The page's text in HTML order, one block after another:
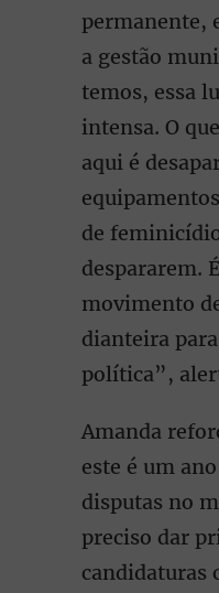
permanente,
a gestão
temos, essa
intensa. O
aqui é
de
despararem.
movimento
dianteira
política”,
Amanda
este é um
disputas no
preciso dar
candidaturas